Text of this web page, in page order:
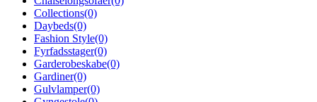
Collections(0)
Daybeds(0)
Fashion Style(0)
Fyrfadsstager(0)
Garderobeskabe(0)
Gardiner(0)
Gulvlamper(0)